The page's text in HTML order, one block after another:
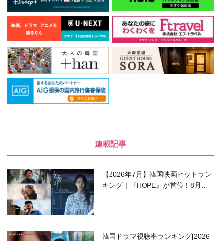
連載記事
【2026年7月】韓国映画ヒットラン
キング｜『HOPE』が首位！8月公
韓国ドラマ視聴率ランキング[2026